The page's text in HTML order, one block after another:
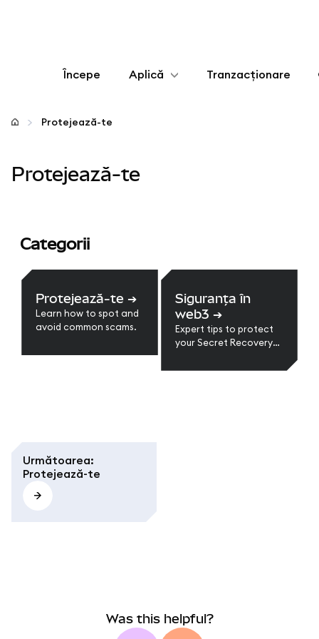
Începe Aplică
Configurează
Protejează-te
Tranzacționare
Protejează-te
Protejează-te
Categorii
Protejează-te ➔
Learn how to spot and
avoid common scams.
Siguranța în
web3 ➔
Expert tips to protect
your Secret Recovery
wallet in web3.
Următoarea:
Protejează-te
Was this helpful?